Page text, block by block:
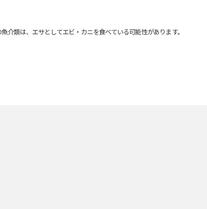
類は、エサとしてエビ・カニを食べている可能性があります。